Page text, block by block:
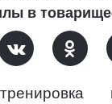
в